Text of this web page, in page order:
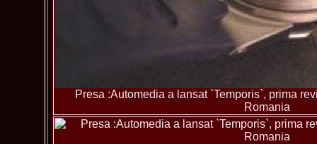
Presa :Automedia a lansat `Temporis`, prima
Romania